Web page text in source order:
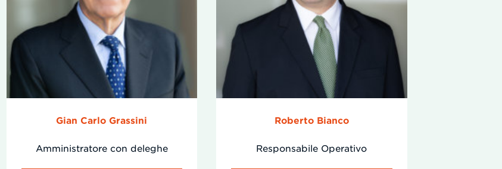
Gian Carlo Grassini
Amministratore con deleghe
Roberto Bianco
Responsabile Operativo